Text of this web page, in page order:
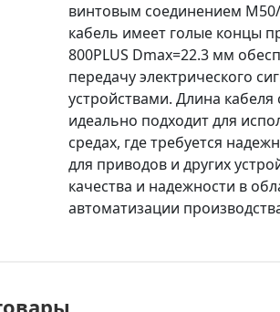
винтовым соединением
кабель имеет голые концы
800PLUS Dmax=22.3 мм
передачу электрического
устройствами. Длина кабеля
идеально подходит для
средах, где требуется
для приводов и других
качества и надежности в
автоматизации